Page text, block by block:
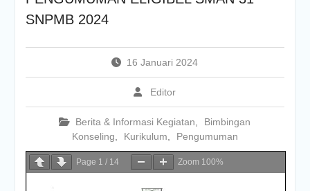
SNPMB 2024
16 Januari 2024
Editor
Berita & Informasi Kegiatan
Bimbingan
Konseling
Kurikulum Pengumuman
Page 1 / 14 Zoom 100%